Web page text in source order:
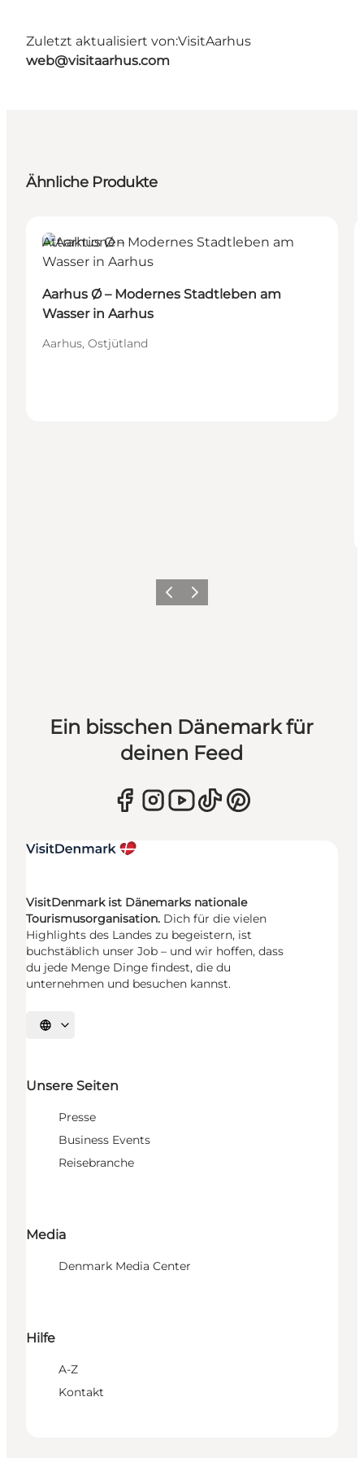
Zuletzt aktualisiert von:VisitAarhus
web@visitaarhus.com
Ähnliche Produkte
Attraktionen
Aarhus Ø – Modernes Stadtleben am
Wasser in Aarhus
Aarhus, Ostjütland
ZurückWeiter
Ein bisschen Dänemark für
deinen Feed
VisitDenmark ist Dänemarks nationale
Tourismusorganisation. Dich für die vielen
Highlights des Landes zu begeistern, ist
buchstäblich unser Job – und wir hoffen, dass
du jede Menge Dinge findest, die du
unternehmen und besuchen kannst.
Sprache auswählen
Unsere Seiten
Presse
Business Events
Reisebranche
Media
Denmark Media Center
Hilfe
A-Z
Kontakt